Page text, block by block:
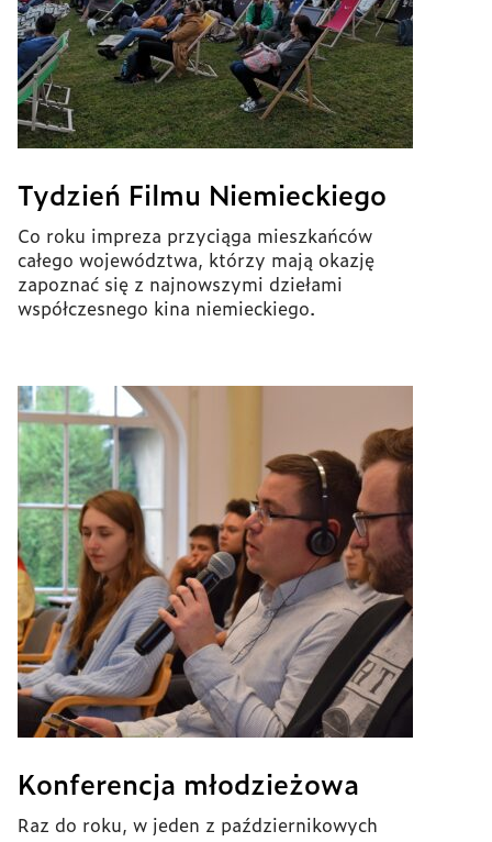
Tydzień Filmu Niemieckiego
Co roku impreza przyciąga mieszkańców
całego województwa, którzy mają okazję
zapoznać się z najnowszymi dziełami
współczesnego kina niemieckiego.
Konferencja młodzieżowa
Raz do roku, w jeden z październikowych